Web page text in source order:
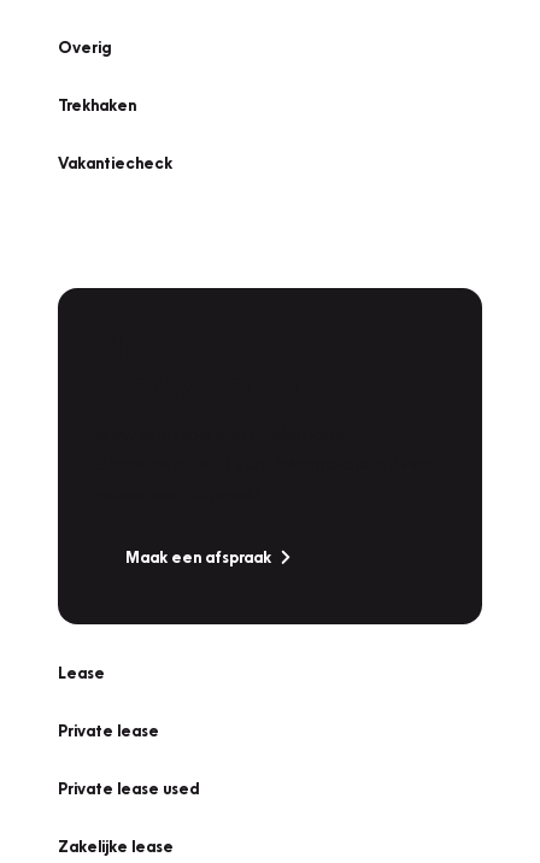
Overig
Trekhaken
Vakantiecheck
Maak een afspraak
Lease
Private lease
Private lease used
Zakelijke lease